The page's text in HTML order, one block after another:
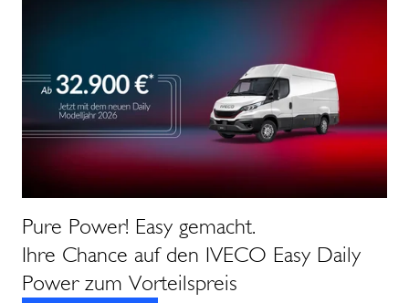
Pure Power! Easy gemacht.
Ihre Chance auf den IVECO Easy Daily
Power zum Vorteilspreis